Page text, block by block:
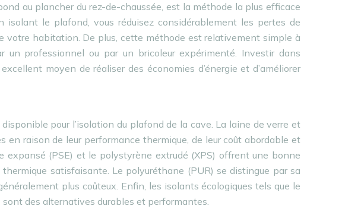
au plancher du rez-de-chaussée, est la méthode la plus efficace
isolant le plafond, vous réduisez considérablement les pertes de
votre habitation. De plus, cette méthode est relativement simple à
professionnel ou par un bricoleur expérimenté. Investir dans
moyen de réaliser des économies d’énergie et d’améliorer
pour l’isolation du plafond de la cave. La laine de verre et
en raison de leur performance thermique, de leur coût abordable et
expansé (PSE) et le polystyrène extrudé (XPS) offrent une bonne
satisfaisante. Le polyuréthane (PUR) se distingue par sa
plus coûteux. Enfin, les isolants écologiques tels que le
des alternatives durables et performantes.